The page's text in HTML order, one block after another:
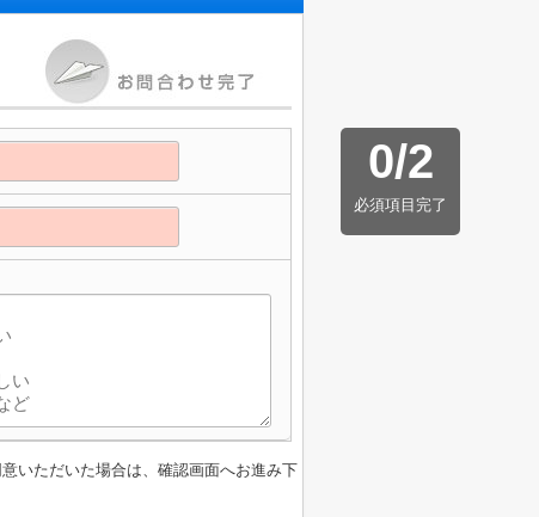
0/2
必須項目完了
いただいた場合は、確認画面へお進み下